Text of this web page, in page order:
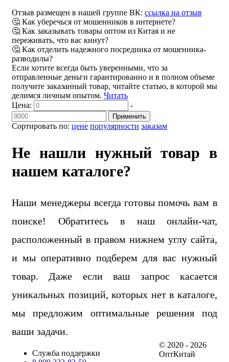
Отзыв размещен в нашей группе ВК: ссылка на отзыв
🤔 Как уберечься от мошенников в интернете?
🤔 Как заказывать товары оптом из Китая и не
переживать, что вас кинут?
🤔 Как отделить надежного посредника от мошенника-
разводилы?
Если хотите всегда быть уверенными, что за
отправленные деньги гарантированно и в полном объеме
получите заказанный товар, читайте статью, в которой мы
делимся личным опытом. Читать
Сортировать по: цене популярности заказам
Цена: -
Применить
Не нашли нужный товар в
нашем каталоге?
Наши менеджеры всегда готовы помочь вам в
поиске! Обратитесь в наш онлайн-чат,
расположенный в правом нижнем углу сайта,
и мы оперативно подберем для вас нужный
товар. Даже если ваш запрос касается
уникальных позиций, которых нет в каталоге,
мы предложим оптимальные решения под
ваши задачи.
Служба поддержки
© 2020 - 2026
ОптКитай